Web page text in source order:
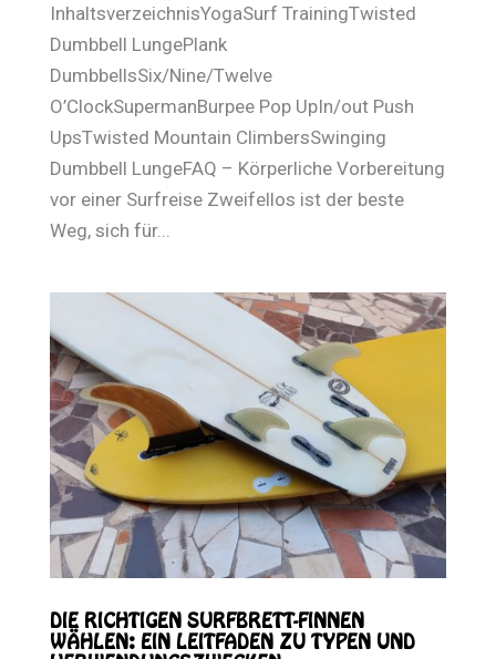
InhaltsverzeichnisYogaSurf TrainingTwisted
Dumbbell LungePlank
DumbbellsSix/Nine/Twelve
O’ClockSupermanBurpee Pop UpIn/out Push
UpsTwisted Mountain ClimbersSwinging
Dumbbell LungeFAQ – Körperliche Vorbereitung
vor einer Surfreise Zweifellos ist der beste
Weg, sich für...
DIE RICHTIGEN SURFBRETT-FINNEN
WÄHLEN: EIN LEITFADEN ZU TYPEN UND